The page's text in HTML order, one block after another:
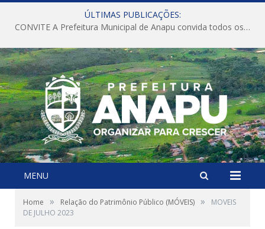
ÚLTIMAS PUBLICAÇÕES:
CONVITE A Prefeitura Municipal de Anapu convida todos os servidores públicos municipais para participarem da Audiência Pública de discussão da Lei de Diretrizes Orçamentárias (LDO), importante instrumento de planejamento das ações e investimentos da Administração Pública para o próximo exercício financeiro.
MENU
Home » Relação do Patrimônio Público (MÓVEIS) »
MOVEIS
DE JULHO 2023